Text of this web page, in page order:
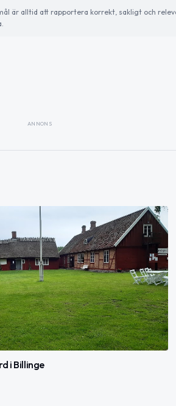
är alltid att rapportera korrekt, sakligt och
ANNONS
i Billinge